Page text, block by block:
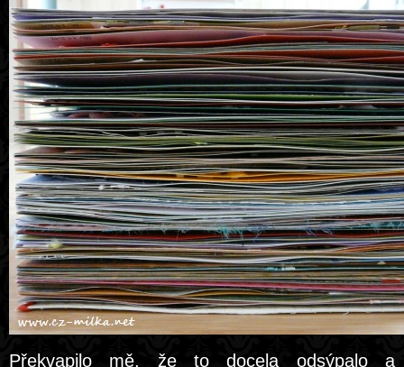
Překvapilo mě, že to docela odsýpalo a